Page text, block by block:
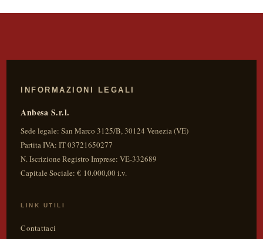
INFORMAZIONI LEGALI
Anbesa S.r.l.
Sede legale:San Marco 3125/B,30124 Venezia(VE)
Partita IVA:IT 03721650277
N. Iscrizione Registro Imprese: VE-332689
Capitale Sociale: € 10.000,00 i.v.
LINK UTILI
Contattaci